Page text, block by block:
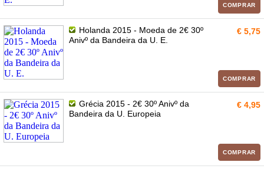
COMPRAR
Holanda 2015 - Moeda de 2€ 30º
Anivº da Bandeira da U. E.
€ 5,75
COMPRAR
Grécia 2015 - 2€ 30º Anivº da
Bandeira da U. Europeia
€ 4,95
COMPRAR